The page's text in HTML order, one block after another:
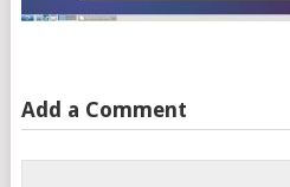
Add a Comment